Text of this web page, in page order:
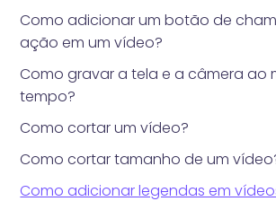
Como adicionar um botão de
ação em um vídeo?
Como gravar a tela e a câmera ao
tempo?
Como cortar um vídeo?
Como cortar tamanho de um
Como adicionar legendas em